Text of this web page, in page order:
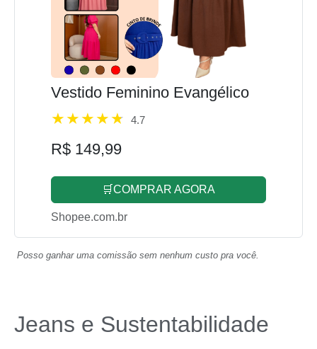
Vestido Feminino Evangélico
4.7
R$ 149,99
🛒COMPRAR AGORA
Shopee.com.br
Posso ganhar uma comissão sem nenhum custo pra você.
Jeans e Sustentabilidade